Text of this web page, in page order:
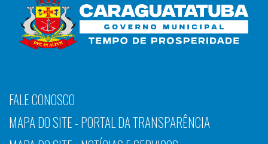
FALE CONOSCO
MAPA DO SITE - PORTAL DA TRANSPARÊNCIA